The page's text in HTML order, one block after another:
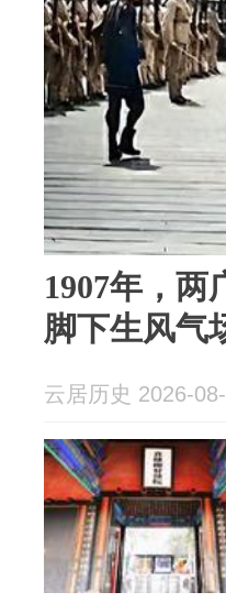
1907年，
脚下生风气
云居历史 2026-